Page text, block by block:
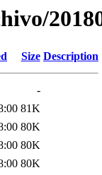
Size Description
-
81K
80K
80K
80K